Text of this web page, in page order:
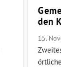
den
15.